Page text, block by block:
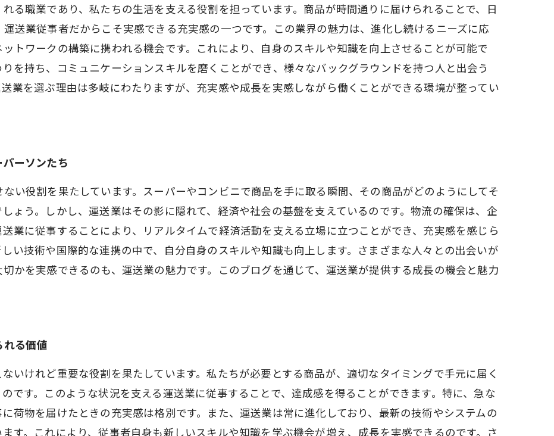
る職業であり、私たちの生活を支える役割を担っています。商品が時間通りに届けられることで、日
送業従事者だからこそ実感できる充実感の一つです。この業界の魅力は、進化し続けるニーズに応
トワークの構築に携われる機会です。これにより、自身のスキルや知識を向上させることが可能で
を持ち、コミュニケーションスキルを磨くことができ、様々なバックグラウンドを持つ人と出会う
業を選ぶ理由は多岐にわたりますが、充実感や成長を実感しながら働くことができる環境が整ってい
ーソンたち
い役割を果たしています。スーパーやコンビニで商品を手に取る瞬間、その商品がどのようにしてそ
ょう。しかし、運送業はその影に隠れて、経済や社会の基盤を支えているのです。物流の確保は、企
業に従事することにより、リアルタイムで経済活動を支える立場に立つことができ、充実感を感じら
い技術や国際的な連携の中で、自分自身のスキルや知識も向上します。さまざまな人々との出会いが
かを実感できるのも、運送業の魅力です。このブログを通じて、運送業が提供する成長の機会と魅力
れる価値
いけれど重要な役割を果たしています。私たちが必要とする商品が、適切なタイミングで手元に届く
です。このような状況を支える運送業に従事することで、達成感を得ることができます。特に、急な
荷物を届けたときの充実感は格別です。また、運送業は常に進化しており、最新の技術やシステムの
す。これにより、従事者自身も新しいスキルや知識を学ぶ機会が増え、成長を実感できるのです。さ